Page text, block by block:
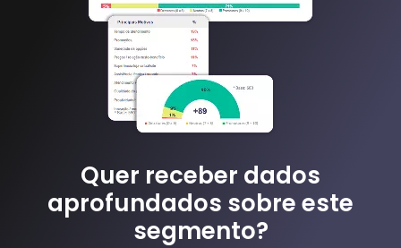
Quer receber dados
aprofundados sobre este
segmento?